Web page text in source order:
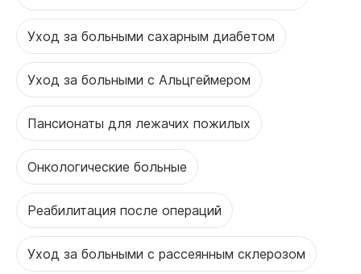
Уход за больными сахарным диабетом
Уход за больными с Альцгеймером
Пансионаты для лежачих пожилых
Онкологические больные
Реабилитация после операций
Уход за больными с рассеянным склерозом